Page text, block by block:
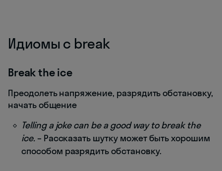
Идиомы с break
Break the ice
Преодолеть напряжение, разрядить обстановку,
начать общение
Telling a joke can be a good way to break the
ice.– Рассказать шутку может быть хорошим
способом разрядить обстановку.